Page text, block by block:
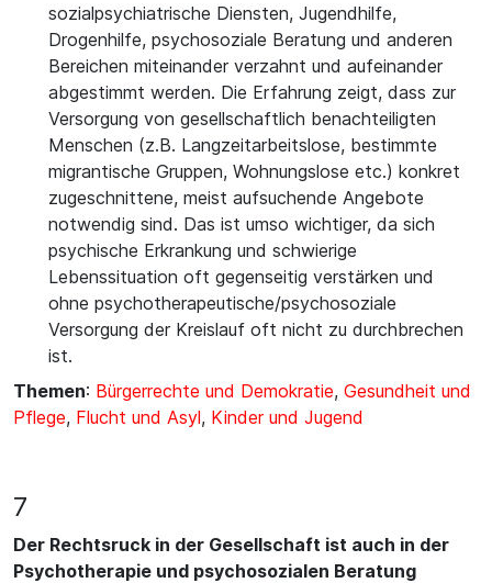
sozialpsychiatrische Diensten, Jugendhilfe,
Drogenhilfe, psychosoziale Beratung und anderen
Bereichen miteinander verzahnt und aufeinander
abgestimmt werden. Die Erfahrung zeigt, dass zur
Versorgung von gesellschaftlich benachteiligten
Menschen (z.B. Langzeitarbeitslose, bestimmte
migrantische Gruppen, Wohnungslose etc.) konkret
zugeschnittene, meist aufsuchende Angebote
notwendig sind. Das ist umso wichtiger, da sich
psychische Erkrankung und schwierige
Lebenssituation oft gegenseitig verstärken und
ohne psychotherapeutische/psychosoziale
Versorgung der Kreislauf oft nicht zu durchbrechen
ist.
Themen: Bürgerrechte und Demokratie, Gesundheit und
Pflege, Flucht und Asyl, Kinder und Jugend
7
Der Rechtsruck in der Gesellschaft ist auch in der
Psychotherapie und psychosozialen Beratung